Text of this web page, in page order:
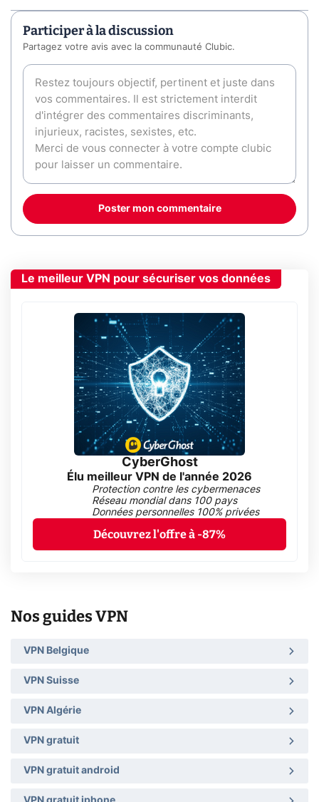
Participer à la discussion
Partagez votre avis avec la communauté Clubic.
Poster mon commentaire
Le meilleur VPN pour sécuriser vos données
CyberGhost
Élu meilleur VPN de l'année 2026
Protection contre les cybermenaces
Réseau mondial dans 100 pays
Données personnelles 100% privées
Découvrez l'offre à -87%
Nos guides VPN
VPN Belgique
VPN Suisse
VPN Algérie
VPN gratuit
VPN gratuit android